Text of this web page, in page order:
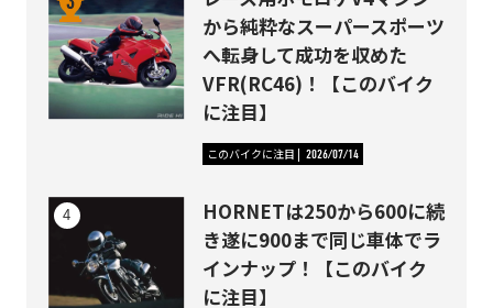
から純粋なスーパースポーツ
へ転身して成功を収めた
VFR(RC46)！【このバイク
に注目】
このバイクに注目 2026/07/14
HORNETは250から600に続
き遂に900まで同じ車体でラ
インナップ！【このバイク
に注目】